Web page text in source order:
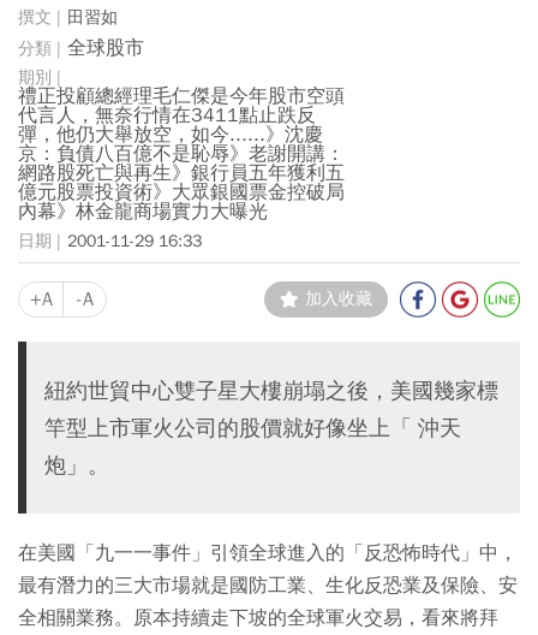
田習如
全球股市
禮正投顧總經理毛仁傑是今年股市空頭
代言人，無奈行情在3411點止跌反
彈，他仍大舉放空，如今......》沈慶
京：負債八百億不是恥辱》老謝開講：
網路股死亡與再生》銀行員五年獲利五
億元股票投資術》大眾銀國票金控破局
內幕》林金龍商場實力大曝光
2001-11-29 16:33
+A -A 加入收藏
紐約世貿中心雙子星大樓崩塌之後，美國幾家標
竿型上市軍火公司的股價就好像坐上「 沖天
炮」。
在美國「九一一事件」引領全球進入的「反恐怖時代」中，
最有潛力的三大市場就是國防工業、生化反恐業及保險、安
全相關業務。原本持續走下坡的全球軍火交易，看來將拜